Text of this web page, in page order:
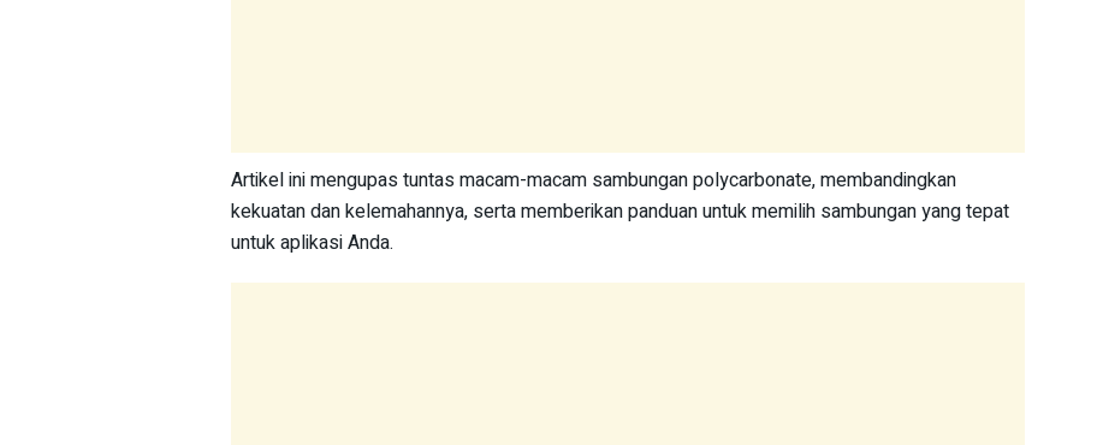
Artikel ini mengupas tuntas macam-macam sambungan polycarbonate, membandingkan
kekuatan dan kelemahannya, serta memberikan panduan untuk memilih sambungan yang tepat
untuk aplikasi Anda.